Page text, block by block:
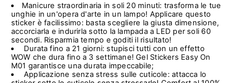
Manicure straordinaria in soli 20 minuti: trasforma le tue
unghie in un'opera d'arte in un lampo! Applicare questo
sticker è facilissimo: basta scegliere la giusta dimensione,
accorciarla e indurirla sotto la lampada a LED per soli 60
secondi. Risparmia tempo e goditi il risultato!
Durata fino a 21 giorni: stupisci tutti con un effetto
WOW che dura fino a 3 settimane! Gel Stickers Easy On
M01 garantisce una durata impeccabile;
Applicazione senza stress sulle cuticole: attacca lo